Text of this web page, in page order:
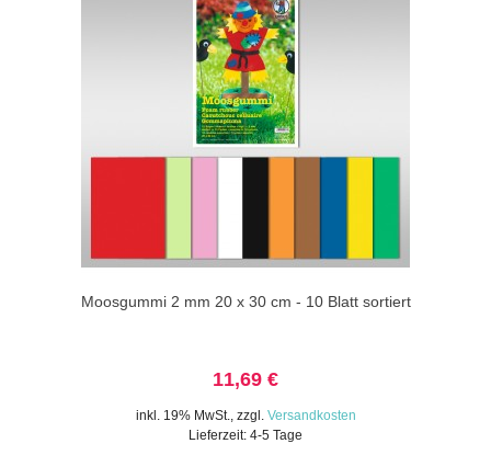
Moosgummi 2 mm 20 x 30 cm - 10 Blatt sortiert
11,69 €
inkl. 19% MwSt., zzgl. Versandkosten
Lieferzeit: 4-5 Tage